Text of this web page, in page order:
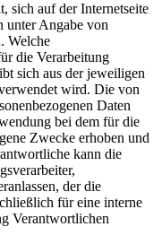
sich auf der Internetseite
unter Angabe von
Welche
die Verarbeitung
sich aus der jeweiligen
wird. Die von
Daten
bei dem für die
Zwecke erhoben und
kann die
der die
für eine interne
Verantwortlichen